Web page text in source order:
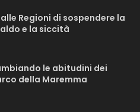
alle Regioni di sospendere la
e la siccità
le abitudini dei
della Maremma